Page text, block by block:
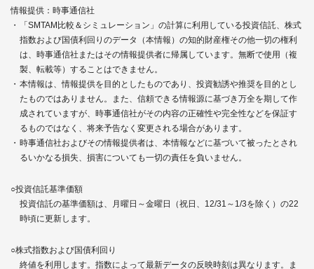
情報提供：時事通信社
「SMTAM比較＆シミュレーション」の計算に利用している投資信託、株式
指数および国債利回りのデータ（本情報）の知的財産権その他一切の権利
は、時事通信社またはその情報提供者に帰属しています。無断で使用（複
製、転載等）することはできません。
本情報は、情報提供を目的としたものであり、投資勧誘や推奨を目的とし
たものではありません。また、信頼できる情報源に基づき万全を期して作
成されていますが、時事通信社がその内容の正確性や完全性などを保証す
るものではなく、将来予告なく変更される場合があります。
時事通信社およびその情報提供者は、本情報などに基づいて被ったとされ
るいかなる損失、損害についても一切の責任を負いません。
○投資信託基準価額
投資信託の基準価額は、月曜日～金曜日（祝日、12/31～1/3を除く）の22
時頃に更新します。
○株式指数および国債利回り
終値を利用します。指数によって最新データの反映時刻は異なります。ま